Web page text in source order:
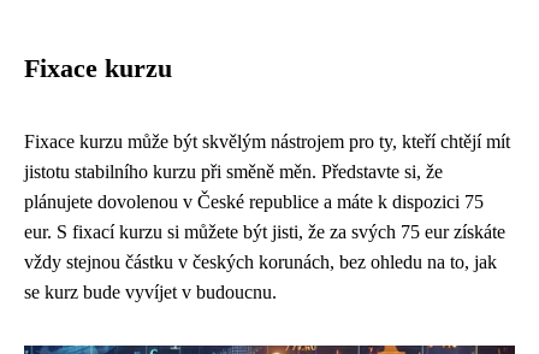
Fixace kurzu
Fixace kurzu může být skvělým nástrojem pro ty, kteří chtějí mít
jistotu stabilního kurzu při směně měn. Představte si, že
plánujete dovolenou v České republice a máte k dispozici 75
eur. S fixací kurzu si můžete být jisti, že za svých 75 eur získáte
vždy stejnou částku v českých korunách, bez ohledu na to, jak
se kurz bude vyvíjet v budoucnu.